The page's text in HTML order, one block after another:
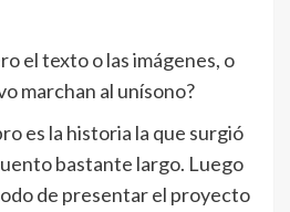
el texto o las imágenes, o
marchan al uní­sono?
es la historia la que surgió
bastante largo. Luego
de presentar el proyecto